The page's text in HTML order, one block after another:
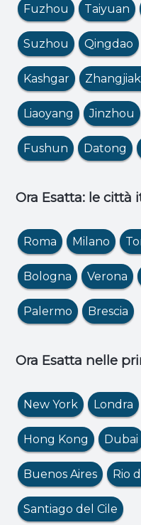
Fuzhou Taiyuan
Suzhou Qingdao
Kashgar
Liaoyang Jinzhou
Fushun Datong
Ora Esatta: le
Roma Milano
Bologna Verona
Palermo Brescia
Ora Esatta nelle
New York Londra
Hong Kong Dubai
Buenos Aires Rio
Santiago del Cile